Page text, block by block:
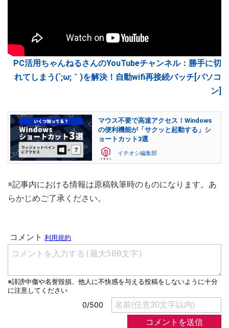
PC活用ちゃんねるさんのYouTubeチャンネル：勝手に切
れてしまう(´;ω;｀)を解決！自動wifi再接続バッチ[パソコ
ン]
マウス不要で高速アクセス！Windows
の便利機能が「サクッと起動する」シ
ョートカット3選
イチオシ編集部
※記事内における情報は原稿執筆時のものになります。あ
らかじめご了承ください。